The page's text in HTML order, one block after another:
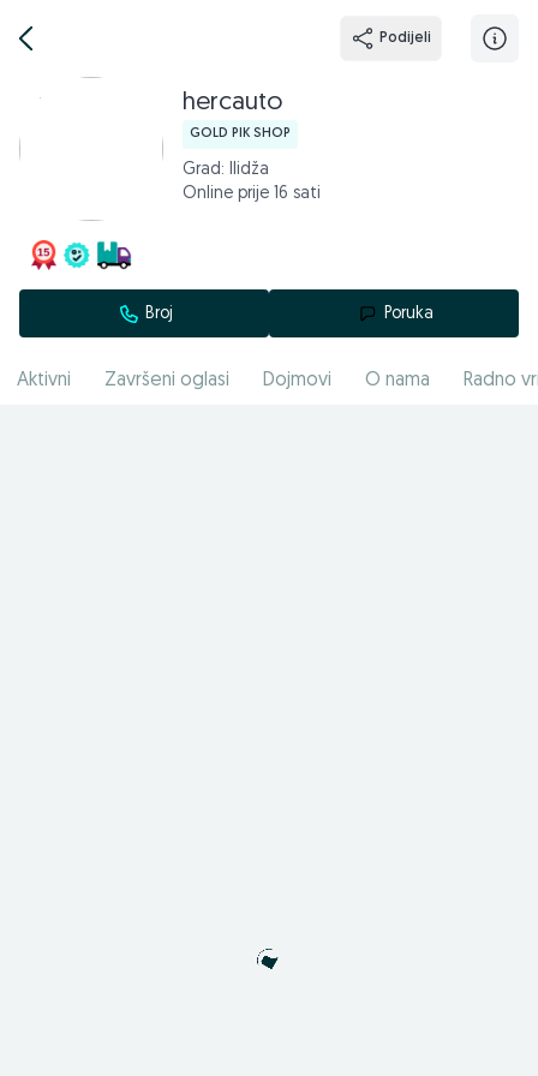
Podijeli
hercauto
GOLD PIK SHOP
Grad: Ilidža
Online prije 16 sati
Broj Poruka
Aktivni Završeni oglasi Dojmovi O nama Radno